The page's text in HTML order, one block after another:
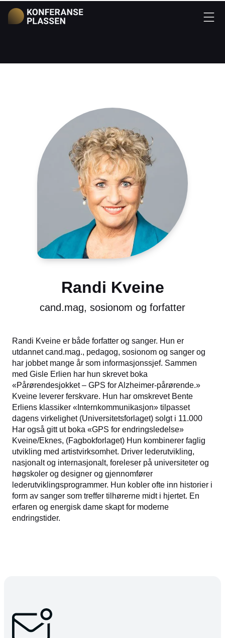
Randi Kveine
cand.mag, sosionom og forfatter
Randi Kveine er både forfatter og sanger. Hun er
utdannet cand.mag., pedagog, sosionom og sanger og
har jobbet mange år som informasjonssjef. Sammen
med Gisle Erlien har hun skrevet boka
«Pårørendesjokket – GPS for Alzheimer-pårørende.»
Kveine leverer ferskvare. Hun har omskrevet Bente
Erliens klassiker «Internkommunikasjon» tilpasset
dagens virkelighet (Universitetsforlaget) solgt i 11.000
Har også gitt ut boka «GPS for endringsledelse»
Kveine/Eknes, (Fagbokforlaget) Hun kombinerer faglig
utvikling med artistvirksomhet. Driver lederutvikling,
nasjonalt og internasjonalt, foreleser på universiteter og
høgskoler og designer og gjennomfører
lederutviklingsprogrammer. Hun kobler ofte inn historier i
form av sanger som treffer tilhørerne midt i hjertet. En
erfaren og energisk dame skapt for moderne
endringstider.